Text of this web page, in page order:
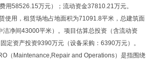
用58526.15万元）；流动资金37810.21万元。
使用，租赁场地占地面积为71091.8平米，总建筑面
洁净间43000平米）。项目估算总投资（含流动资
定资产投资9390万元（设备采购：6390万元）。
（Maintenance,Repair and Operations） 是指围绕